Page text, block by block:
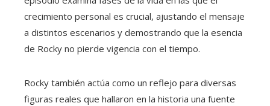
crecimiento personal es crucial, ajustando el mensaje
a distintos escenarios y demostrando que la esencia
de Rocky no pierde vigencia con el tiempo.
Rocky también actúa como un reflejo para diversas
figuras reales que hallaron en la historia una fuente